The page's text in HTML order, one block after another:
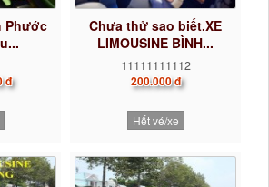
Phước
đ
Chưa thử sao biết.XE
LIMOUSINE BÌNH...
11111111112
200.000 đ
Hết vé/xe